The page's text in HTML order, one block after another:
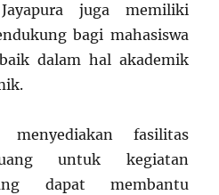
juga memiliki
bagi mahasiswa
dalam hal akademik
fasilitas
untuk kegiatan
dapat membantu